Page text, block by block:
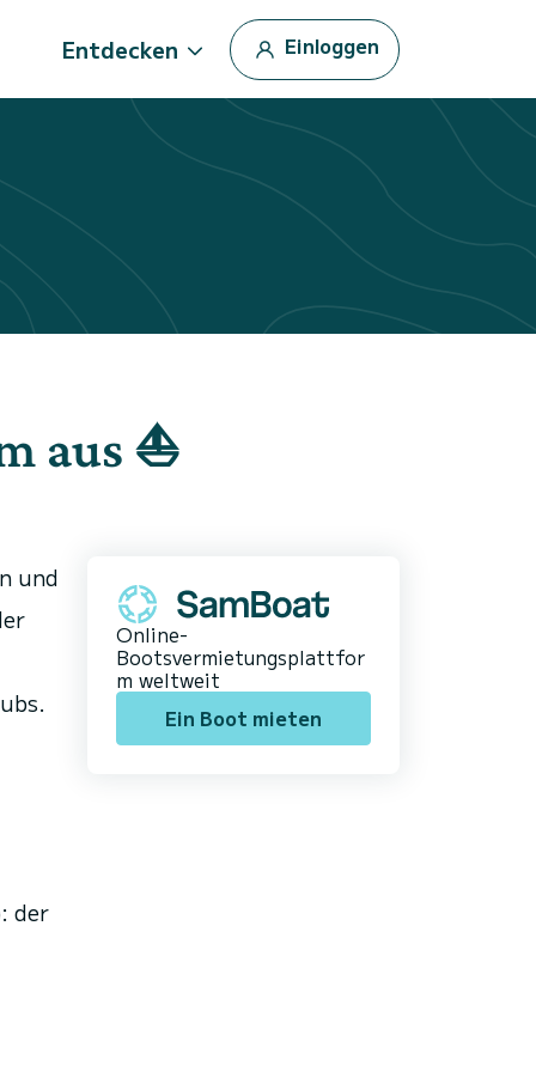
Entdecken Einloggen
aus ⛵
und
der
Online-
Bootsvermietungsplattfor
m weltweit
Ein Boot mieten